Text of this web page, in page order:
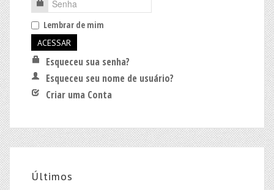
Lembrar de mim
Esqueceu sua senha?
Esqueceu seu nome de usuário?
Criar uma Conta
Últimos